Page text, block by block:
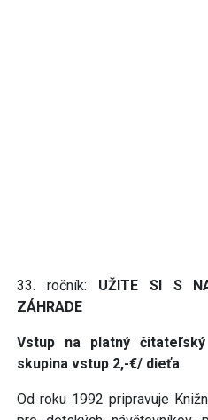
33. ročník: UŽITE SI S
ZÁHRADE
Vstup na platný
skupina vstup 2,-€/ dieťa
Od roku 1992 pripravuje